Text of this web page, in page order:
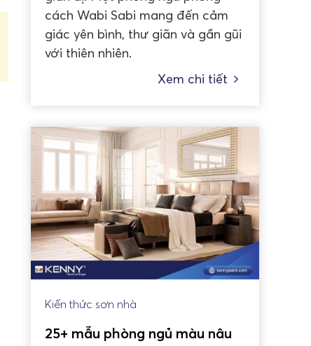
cách Wabi Sabi mang đến cảm
giác yên bình, thư giãn và gần gũi
với thiên nhiên.
Xem chi tiết
Kiến thức sơn nhà
25+ mẫu phòng ngủ màu nâu